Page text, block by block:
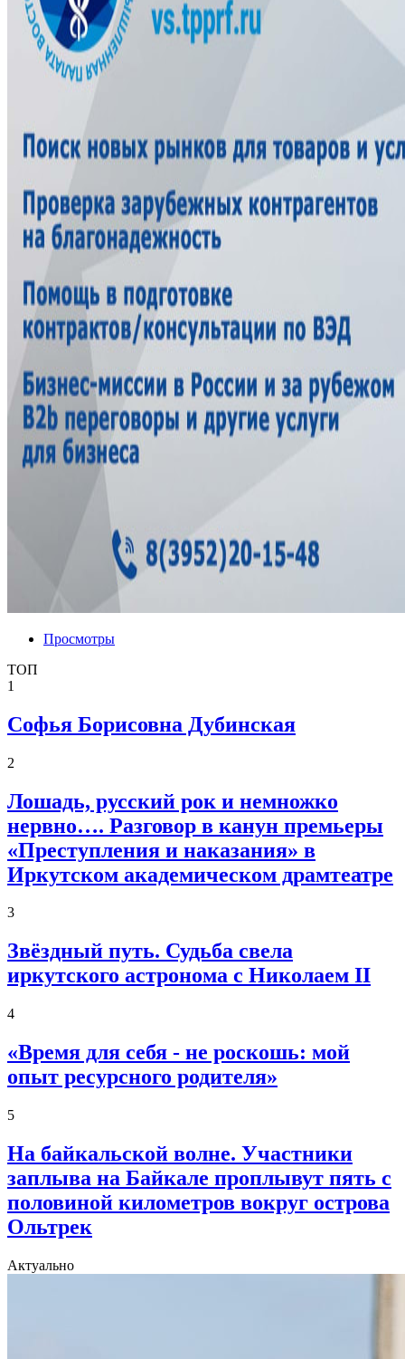
Просмотры
ТОП
1
Софья Борисовна Дубинская
2
Лошадь, русский рок и немножко
нервно…. Разговор в канун премьеры
«Преступления и наказания» в
Иркутском академическом драмтеатре
3
Звёздный путь. Судьба свела
иркутского астронома с Николаем II
4
«Время для себя - не роскошь: мой
опыт ресурсного родителя»
5
На байкальской волне. Участники
заплыва на Байкале проплывут пять с
половиной километров вокруг острова
Ольтрек
Актуально